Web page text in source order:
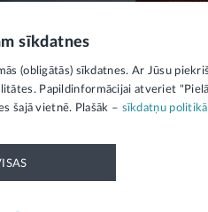
sīkdatnes
(obligātās) sīkdatnes. Ar Jūsu
Papildinformācijai atveriet
šajā vietnē. Plašāk – sīkdatņu politikā